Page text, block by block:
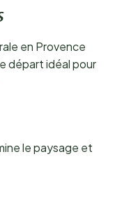
en Provence
départ idéal pour
le paysage et